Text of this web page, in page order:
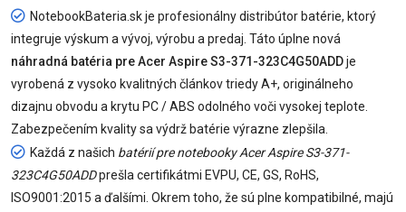
NotebookBateria.sk je profesionálny distribútor batérie, ktorý
integruje výskum a vývoj, výrobu a predaj. Táto úplne nová
náhradná batéria pre Acer Aspire S3-371-323C4G50ADDje
vyrobená z vysoko kvalitných článkov triedy A+, originálneho
dizajnu obvodu a krytu PC / ABS odolného voči vysokej teplote.
Zabezpečením kvality sa výdrž batérie výrazne zlepšila.
Každá z našich batérií pre notebooky Acer Aspire S3-371-
323C4G50ADDprešla certifikátmi EVPU, CE, GS, RoHS,
ISO9001:2015 a ďalšími. Okrem toho, že sú plne kompatibilné, majú